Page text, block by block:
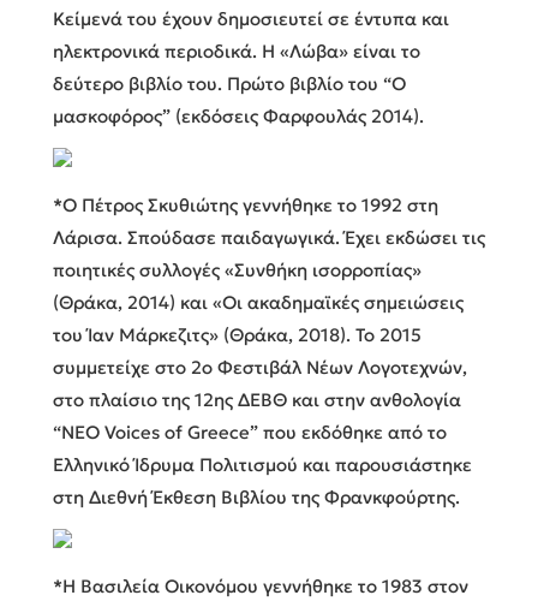
Κείμενά του έχουν δημοσιευτεί σε έντυπα και
ηλεκτρονικά περιοδικά. Η «Λώβα» είναι το
δεύτερο βιβλίο του. Πρώτο βιβλίο του “Ο
μασκοφόρος” (εκδόσεις Φαρφουλάς 2014).
*Ο Πέτρος Σκυθιώτης γεννήθηκε το 1992 στη
Λάρισα. Σπούδασε παιδαγωγικά. Έχει εκδώσει τις
ποιητικές συλλογές «Συνθήκη ισορροπίας»
(Θράκα, 2014) και «Οι ακαδημαϊκές σημειώσεις
του Ίαν Μάρκεζιτς» (Θράκα, 2018). Το 2015
συμμετείχε στο 2ο Φεστιβάλ Νέων Λογοτεχνών,
στο πλαίσιο της 12ης ΔΕΒΘ και στην ανθολογία
“ΝΕΟ Voices of Greece” που εκδόθηκε από το
Ελληνικό Ίδρυμα Πολιτισμού και παρουσιάστηκε
στη Διεθνή Έκθεση Βιβλίου της Φρανκφούρτης.
*Η Βασιλεία Οικονόμου γεννήθηκε το 1983 στον